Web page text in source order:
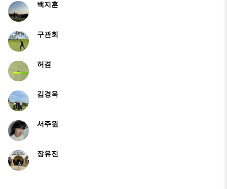
백지훈
구관회
허겸
김경욱
서주원
장유진